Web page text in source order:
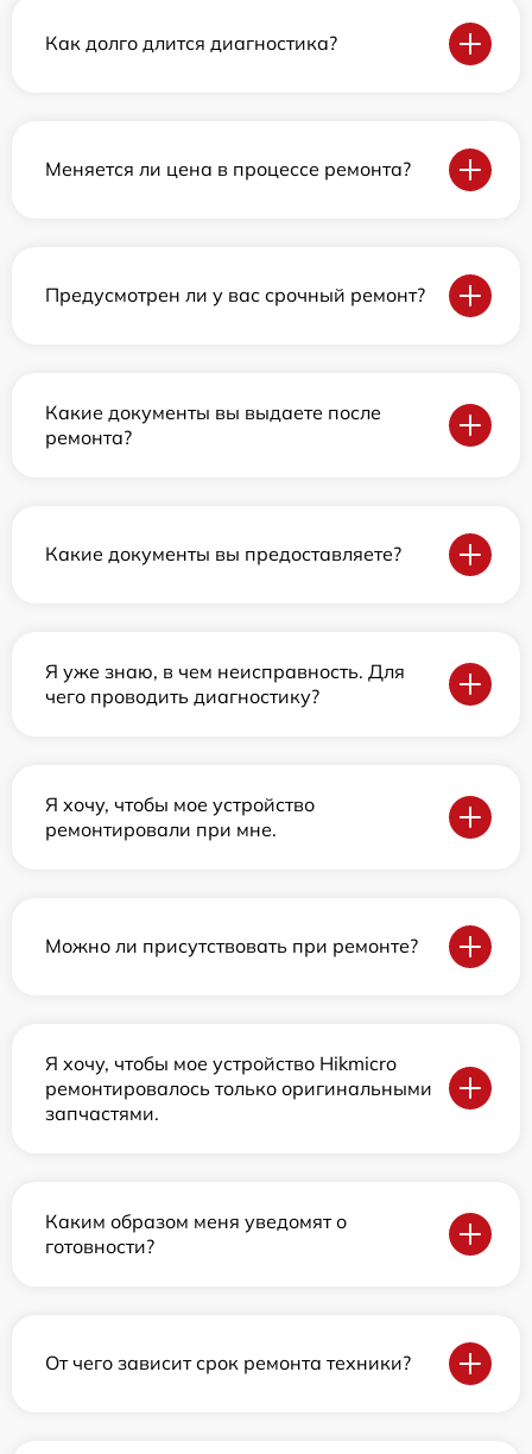
Как долго длится диагностика?
Меняется ли цена в процессе ремонта?
Предусмотрен ли у вас срочный ремонт?
Какие документы вы выдаете после
ремонта?
Какие документы вы предоставляете?
Я уже знаю, в чем неисправность. Для
чего проводить диагностику?
Я хочу, чтобы мое устройство
ремонтировали при мне.
Можно ли присутствовать при ремонте?
Я хочу, чтобы мое устройство Hikmicro
ремонтировалось только оригинальными
запчастями.
Каким образом меня уведомят о
готовности?
От чего зависит срок ремонта техники?